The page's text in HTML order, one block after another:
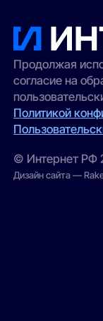
Продолжая
согласие на
Политикой
© Интернет РФ
Дизайн сайта —